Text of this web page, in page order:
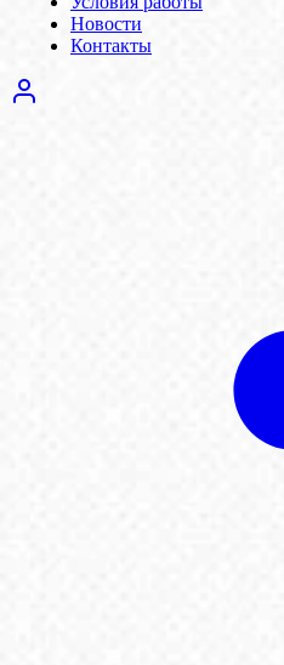
Новости
Контакты